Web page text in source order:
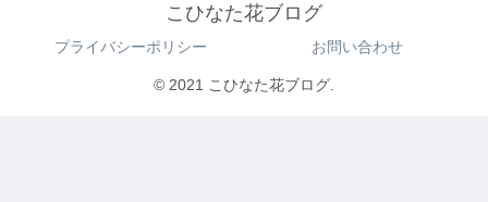
こひなた花ブログ
プライバシーポリシー お問い合わせ
© 2021 こひなた花ブログ.